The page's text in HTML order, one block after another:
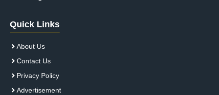
Quick Links
About Us
Contact Us
Privacy Policy
Advertisement